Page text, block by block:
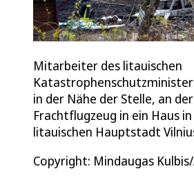
Mitarbeiter des litauischen
in der Nähe der Stelle, an
Frachtflugzeug in ein Haus
litauischen Hauptstadt
Copyright: Mindaugas